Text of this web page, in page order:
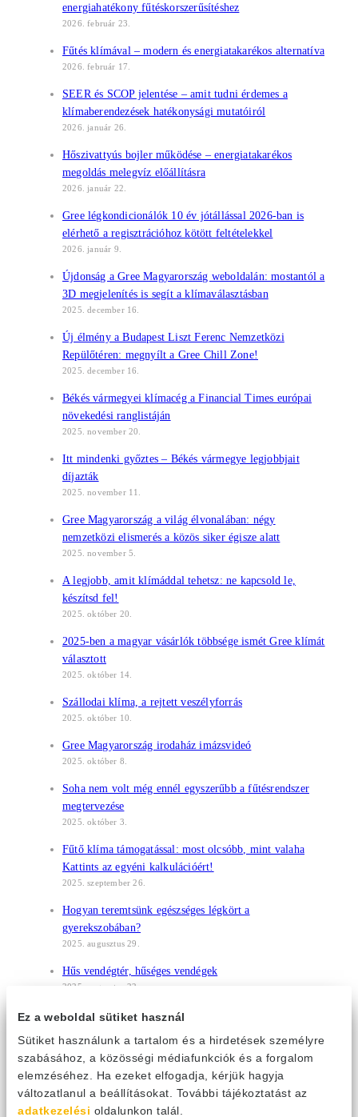
Ez a weboldal sütiket használ
Sütiket használunk a tartalom és a hirdetések személyre
szabásához, a közösségi médiafunkciók és a forgalom
elemzéséhez. Ha ezeket elfogadja, kérjük hagyja
változatlanul a beállításokat. További tájékoztatást az
adatkezelési oldalunkon talál.
energiahatékony fűtéskorszerűsítéshez
2026. február 23.
Fűtés klímával – modern és energiatakarékos alternatíva
2026. február 17.
SEER és SCOP jelentése – amit tudni érdemes a
klímaberendezések hatékonysági mutatóiról
2026. január 26.
Hőszivattyús bojler működése – energiatakarékos
megoldás melegvíz előállításra
2026. január 22.
Gree légkondicionálók 10 év jótállással 2026-ban is
elérhető a regisztrációhoz kötött feltételekkel
2026. január 9.
Újdonság a Gree Magyarország weboldalán: mostantól a
3D megjelenítés is segít a klímaválasztásban
2025. december 16.
Új élmény a Budapest Liszt Ferenc Nemzetközi
Repülőtéren: megnyílt a Gree Chill Zone!
2025. december 16.
Békés vármegyei klímacég a Financial Times európai
növekedési ranglistáján
2025. november 20.
Itt mindenki győztes – Békés vármegye legjobbjait
díjazták
2025. november 11.
Gree Magyarország a világ élvonalában: négy
nemzetközi elismerés a közös siker égisze alatt
2025. november 5.
A legjobb, amit klímáddal tehetsz: ne kapcsold le,
készítsd fel!
2025. október 20.
2025-ben a magyar vásárlók többsége ismét Gree klímát
választott
2025. október 14.
Szállodai klíma, a rejtett veszélyforrás
2025. október 10.
Gree Magyarország irodaház imázsvideó
2025. október 8.
Soha nem volt még ennél egyszerűbb a fűtésrendszer
megtervezése
2025. október 3.
Fűtő klíma támogatással: most olcsóbb, mint valaha
Kattints az egyéni kalkulációért!
2025. szeptember 26.
Hogyan teremtsünk egészséges légkört a
gyerekszobában?
2025. augusztus 29.
Hűs vendégtér, hűséges vendégek
2025. augusztus 22.
Klíma kontra ventilátor: melyiket válasszam?
Tudtad?! Nagy hőségben csökken a sportteljesítmény és
az edzés hatékonysága
2025. augusztus 8.